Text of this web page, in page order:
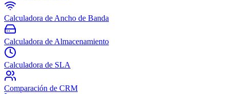
Calculadora de Ancho de Banda
Calculadora de Almacenamiento
Calculadora de SLA
Comparación de CRM